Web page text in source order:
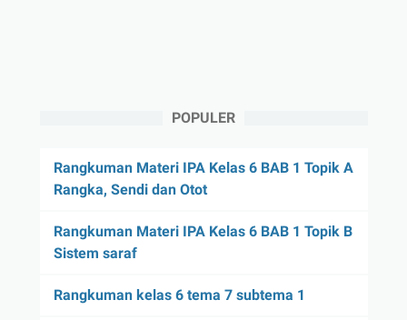
POPULER
Rangkuman Materi IPA Kelas 6 BAB 1 Topik A
Rangka, Sendi dan Otot
Rangkuman Materi IPA Kelas 6 BAB 1 Topik B
Sistem saraf
Rangkuman kelas 6 tema 7 subtema 1